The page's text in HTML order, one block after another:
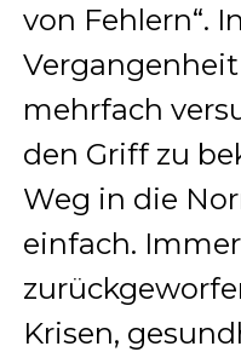
von Fehlern“.
mehrfach
den Griff zu
Weg in die
einfach.
Krisen,